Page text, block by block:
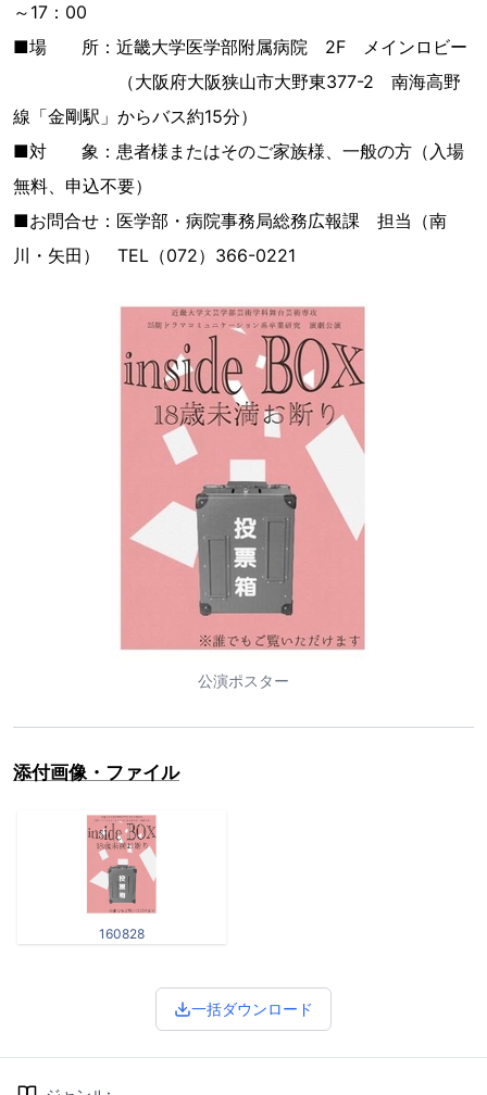
～17：00
■場 所：近畿大学医学部附属病院 2F メインロビー
（大阪府大阪狭山市大野東377-2 南海高野
線「金剛駅」からバス約15分）
■対 象：患者様またはそのご家族様、一般の方（入場
無料、申込不要）
■お問合せ：医学部・病院事務局総務広報課 担当（南
川・矢田） TEL（072）366-0221
公演ポスター
添付画像・ファイル
160828
一括ダウンロード